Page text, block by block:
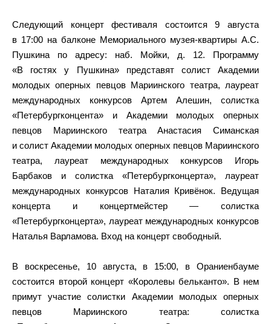
Следующий концерт фестиваля состоится 9 августа
в 17:00 на балконе Мемориального музея-квартиры А.С.
Пушкина по адресу: наб. Мойки, д. 12. Программу
«В гостях у Пушкина» представят солист Академии
молодых оперных певцов Мариинского театра, лауреат
международных конкурсов Артем Алешин, солистка
«Петербургконцента» и Академии молодых оперных
певцов Мариинского театра Анастасия Симанская
и солист Академии молодых оперных певцов Мариинского
театра, лауреат международных конкурсов Игорь
Барбаков и солистка «Петербургконцерта», лауреат
международных конкурсов Наталия Кривёнок. Ведущая
концерта и концертмейстер — солистка
«Петербургконцерта», лауреат международных конкурсов
Наталья Варламова. Вход на концерт свободный.
В воскресенье, 10 августа, в 15:00, в Ораниенбауме
состоится второй концерт «Королевы бельканто». В нем
примут участие солистки Академии молодых оперных
певцов Мариинского театра: солистка